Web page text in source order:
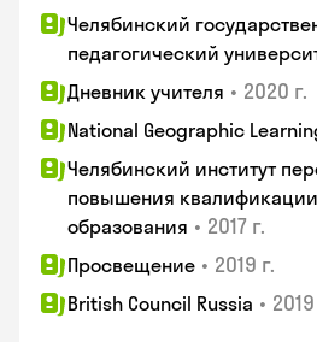
Челябинский
педагогический
Дневник учителя • 2020 г.
National Geographic
Челябинский институт
повышения
образования • 2017 г.
Просвещение • 2019 г.
British Council Russia • 2019